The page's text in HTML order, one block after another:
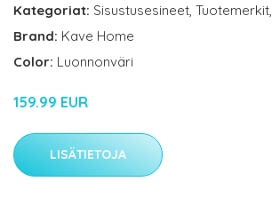
Kategoriat: Sisustusesineet, Tuotemerkit,
Brand: Kave Home
Color: Luonnonväri
159.99 EUR
LISÄTIETOJA